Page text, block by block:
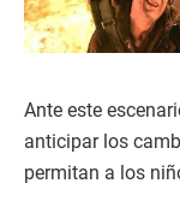
Ante este
anticipar los
permitan a los